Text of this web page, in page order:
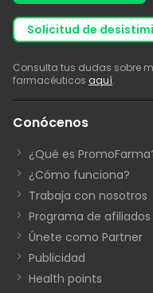
solicitud de
Consulta tus dudas sobre
farmacéuticos aquí.
Conócenos
¿Qué es
¿Cómo funciona?
Trabaja con nosotros
Programa de afiliados
Únete como Partner
Publicidad
Health points